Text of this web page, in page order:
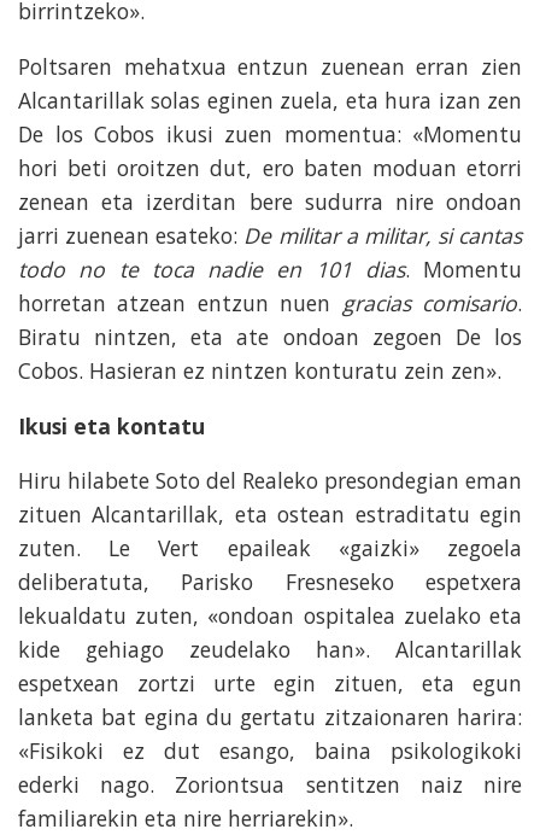
birrintzeko».
Poltsaren mehatxua entzun zuenean erran zien
Alcantarillak solas eginen zuela, eta hura izan zen
De los Cobos ikusi zuen momentua: «Momentu
hori beti oroitzen dut, ero baten moduan etorri
zenean eta izerditan bere sudurra nire ondoan
jarri zuenean esateko: De militar a militar, si cantas
todo no te toca nadie en 101 dias. Momentu
horretan atzean entzun nuen gracias comisario.
Biratu nintzen, eta ate ondoan zegoen De los
Cobos. Hasieran ez nintzen konturatu zein zen».
Ikusi eta kontatu
Hiru hilabete Soto del Realeko presondegian eman
zituen Alcantarillak, eta ostean estraditatu egin
zuten. Le Vert epaileak «gaizki» zegoela
deliberatuta, Parisko Fresneseko espetxera
lekualdatu zuten, «ondoan ospitalea zuelako eta
kide gehiago zeudelako han». Alcantarillak
espetxean zortzi urte egin zituen, eta egun
lanketa bat egina du gertatu zitzaionaren harira:
«Fisikoki ez dut esango, baina psikologikoki
ederki nago. Zoriontsua sentitzen naiz nire
familiarekin eta nire herriarekin».